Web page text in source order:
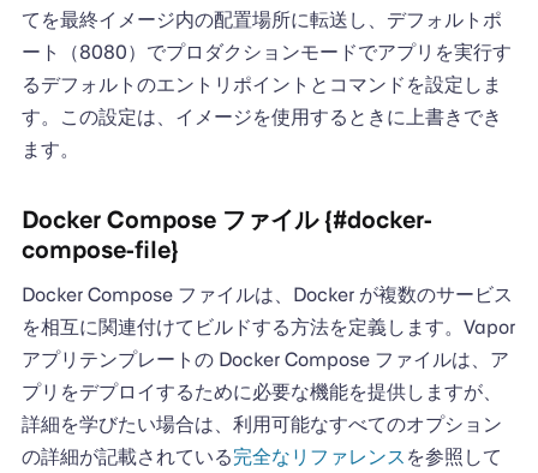
てを最終イメージ内の配置場所に転送し、デフォルトポ
ート（8080）でプロダクションモードでアプリを実行す
るデフォルトのエントリポイントとコマンドを設定しま
す。この設定は、イメージを使用するときに上書きでき
ます。
Docker Compose ファイル {#docker-
compose-file}
Docker Compose ファイルは、Docker が複数のサービス
を相互に関連付けてビルドする方法を定義します。Vapor
アプリテンプレートの Docker Compose ファイルは、ア
プリをデプロイするために必要な機能を提供しますが、
詳細を学びたい場合は、利用可能なすべてのオプション
の詳細が記載されている完全なリファレンス を参照して